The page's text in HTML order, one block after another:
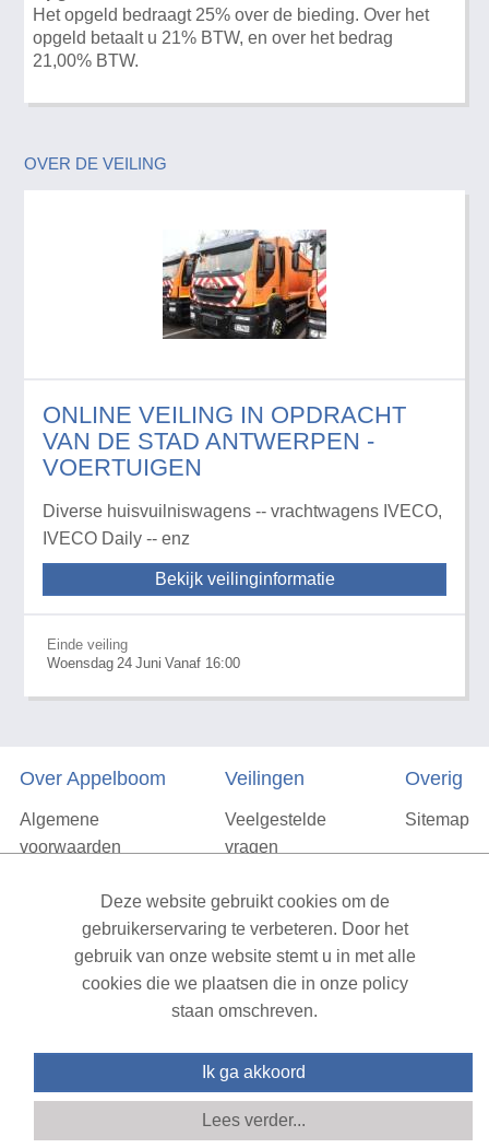
Het opgeld bedraagt 25% over de bieding. Over het
opgeld betaalt u 21% BTW, en over het bedrag
21,00% BTW.
OVER DE VEILING
ONLINE VEILING IN OPDRACHT
VAN DE STAD ANTWERPEN -
VOERTUIGEN
Diverse huisvuilniswagens -- vrachtwagens IVECO,
IVECO Daily -- enz
Bekijk veilinginformatie
Einde veiling
Woensdag 24 Juni Vanaf 16:00
Over Appelboom
Algemene
voorwaarden
Vacatures
Contact
Veilingen
Veelgestelde
vragen
Overig
Sitemap
| All rights reserved v1.7.6 (NAD-WEB-1)
Deze website gebruikt cookies om de
gebruikerservaring te verbeteren. Door het
gebruik van onze website stemt u in met alle
cookies die we plaatsen die in onze policy
staan omschreven.
Ik ga akkoord
Lees verder...